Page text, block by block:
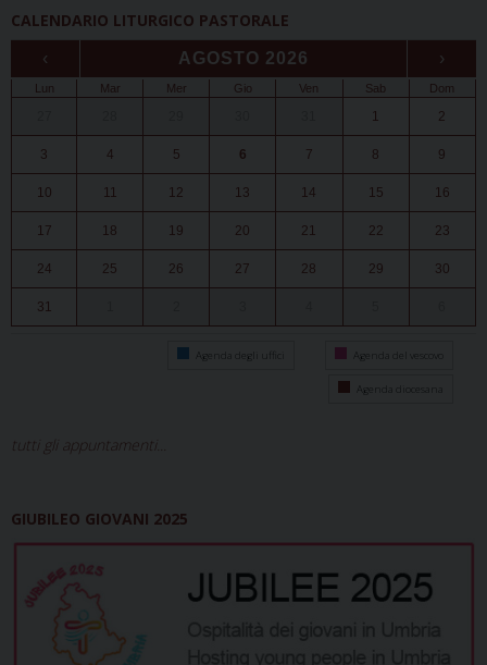
CALENDARIO LITURGICO PASTORALE
‹ AGOSTO 2026 ›
Lun Mar Mer Gio Ven Sab Dom
1 2
3 4 5 6 7 8 9
10 11 12 13 14 15 16
17 18 19 20 21 22 23
24 25 26 27 28 29 30
31
Agenda degli uffici Agenda del vescovo
Agenda diocesana
tutti gli appuntamenti...
GIUBILEO GIOVANI 2025